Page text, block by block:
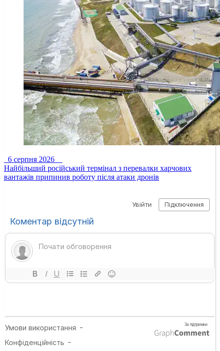
6 серпня 2026
Найбільший російський термінал з перевалки харчових
вантажів припинив роботу після атаки дронів